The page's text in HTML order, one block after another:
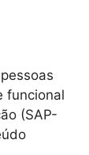
funcional
(SAP-